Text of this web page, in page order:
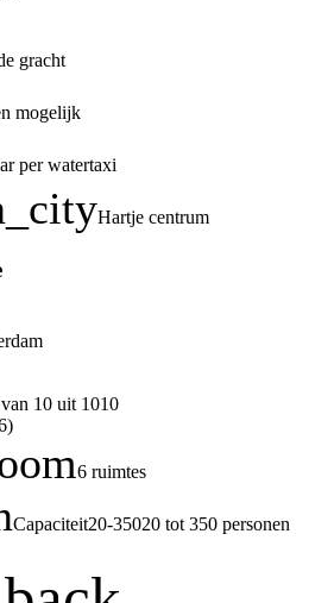
gracht
mogelijk
per watertaxi
Hartje centrum
10 uit 1010
6 ruimtes
Capaciteit20-35020 tot 350 personen